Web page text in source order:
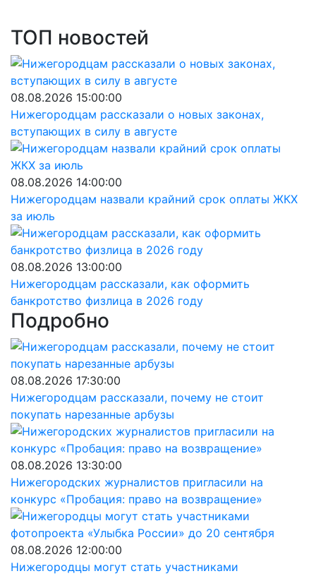
ТОП новостей
08.08.2026 15:00:00
Нижегородцам рассказали о новых законах,
вступающих в силу в августе
08.08.2026 14:00:00
Нижегородцам назвали крайний срок оплаты ЖКХ
за июль
08.08.2026 13:00:00
Нижегородцам рассказали, как оформить
банкротство физлица в 2026 году
Подробно
08.08.2026 17:30:00
Нижегородцам рассказали, почему не стоит
покупать нарезанные арбузы
08.08.2026 13:30:00
Нижегородских журналистов пригласили на
конкурс «Пробация: право на возвращение»
08.08.2026 12:00:00
Нижегородцы могут стать участниками